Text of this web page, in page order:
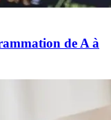
de A à